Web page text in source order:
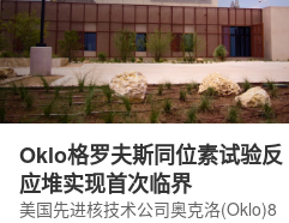
Oklo格罗夫斯同位素试验反
应堆实现首次临界
美国先进核技术公司奥克洛(Oklo)8